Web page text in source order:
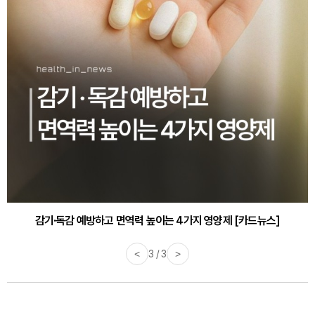
감기·독감 예방하고 면역력 높이는 4가지 영양제 [카드뉴스]
< 3 / 3 >